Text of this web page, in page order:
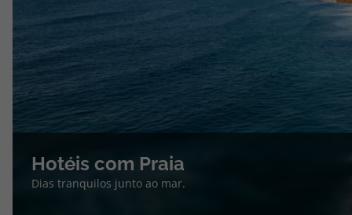
Hotéis com Praia
Dias tranquilos junto ao mar.